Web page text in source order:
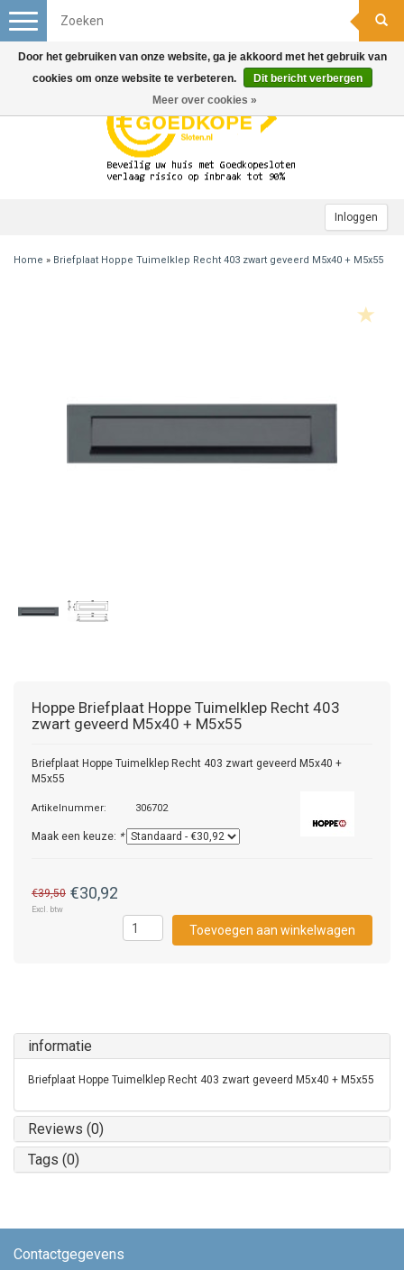
Inloggen
Toggle
navigation
Home » Briefplaat Hoppe Tuimelklep Recht 403 zwart geveerd M5x40 + M5x55
Hoppe Briefplaat Hoppe Tuimelklep Recht 403
zwart geveerd M5x40 + M5x55
Briefplaat Hoppe Tuimelklep Recht 403 zwart geveerd M5x40 +
M5x55
Artikelnummer: 306702
Maak een keuze: *
€39,50 €30,92
Excl. btw
Toevoegen aan winkelwagen
informatie
Briefplaat Hoppe Tuimelklep Recht 403 zwart geveerd M5x40 + M5x55
Reviews (0)
Tags (0)
Contactgegevens
Door het gebruiken van onze website, ga je akkoord met het gebruik van
cookies om onze website te verbeteren.
Dit bericht verbergen
Meer over cookies »